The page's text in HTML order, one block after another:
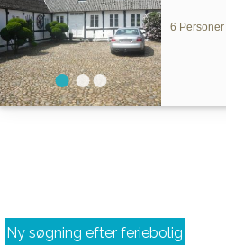
6 Personer
Ny søgning efter feriebolig